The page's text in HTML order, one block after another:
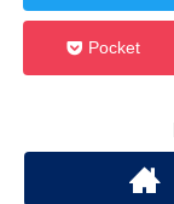
Pocket